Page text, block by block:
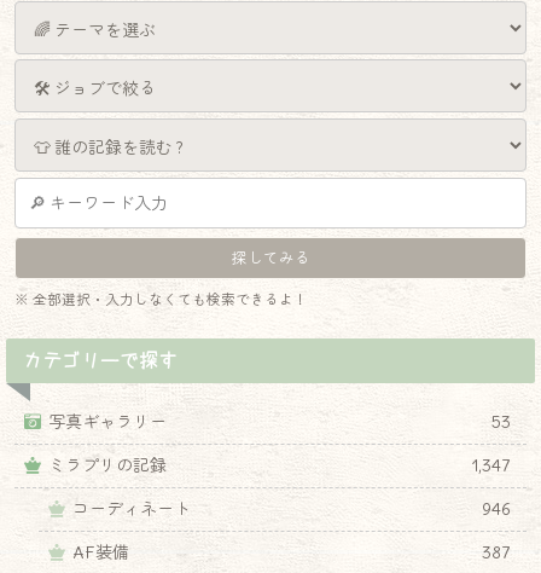
※ 全部選択・入力しなくても検索できるよ！
カテゴリーで探す
写真ギャラリー
53
ミラプリの記録
1,347
コーディネート
946
AF装備
387